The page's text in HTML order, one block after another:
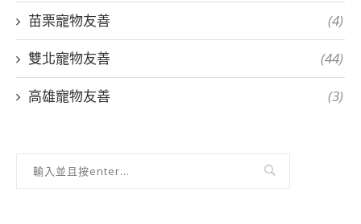
苗栗寵物友善 (4)
雙北寵物友善 (44)
高雄寵物友善 (3)